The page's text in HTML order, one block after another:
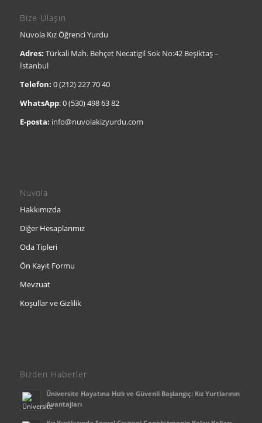
Bize Ulaşın
Nuvola Kız Öğrenci Yurdu
Adres: Türkali Mah. Behçet Necatigil Sok No:42 Beşiktaş –
İstanbul
Telefon: 0 (212) 227 70 40
WhatsApp:0 (530) 498 63 82
E-posta: info@nuvolakizyurdu.com
Nuvola
Hakkımızda
Diğer Hesaplarımız
Oda Tipleri
Ön Kayıt Formu
Mevzuat
Koşullar ve Gizlilik
Bizden Haberler
Üniversite Hayatına Hızlı ve Güvenli Başlangıç: Kız Yurtlarının
Avantajları